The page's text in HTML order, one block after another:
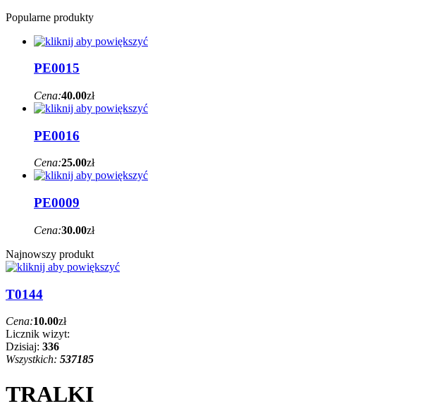
Popularne produkty
PE0015
Cena:40.00zł
PE0016
Cena:25.00zł
PE0009
Cena:30.00zł
Najnowszy produkt
T0144
Cena:10.00zł
Licznik wizyt:
Dzisiaj: 336
Wszystkich: 537185
TRALKI